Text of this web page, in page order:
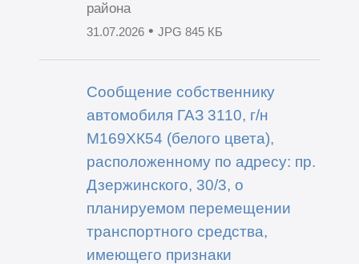
района
31.07.2026• JPG 845 КБ
Сообщение собственнику
автомобиля ГАЗ 3110, г/н
М169ХК54 (белого цвета),
расположенному по адресу: пр.
Дзержинского, 30/3, о
планируемом перемещении
транспортного средства,
имеющего признаки